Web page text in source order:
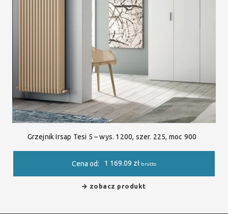
Grzejnik Irsap Tesi 5 – wys. 1200, szer. 225, moc 900
Cena od: 1 169.09 zł brutto
zobacz produkt